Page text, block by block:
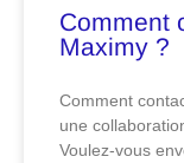
Comment
Maximy ?
Comment
une
Voulez-vous